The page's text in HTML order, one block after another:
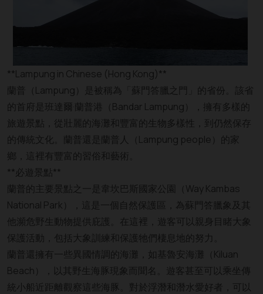
**Lampung in Chinese (Hong Kong)**
蘭普（Lampung）是被稱為「蘇門答臘之門」的省份。該省
的首府是班達爾·蘭普港（Bandar Lampung），擁有多樣的
旅遊景點，從壯麗的海灘和豐富的生物多樣性，到仍然保存
的傳統文化。蘭普還是蘭普人（Lampung people）的家
鄉，這裡有豐富的習俗和藝術。
**必遊景點**
蘭普的主要景點之一是韋坎巴斯國家公園（Way Kambas
National Park），這是一個自然保護區，為蘇門答臘象及其
他瀕危野生動物提供庇護。在這裡，遊客可以親身目睹大象
保護活動，包括大象訓練和保護牠們棲息地的努力。
蘭普還擁有一些異國情調的海灘，如基魯安海灘（Kiluan
Beach），以其野生海豚現象而聞名。遊客甚至可以乘坐傳
統小船近距離觀察這些海豚。對於浮潛和潛水愛好者，可以